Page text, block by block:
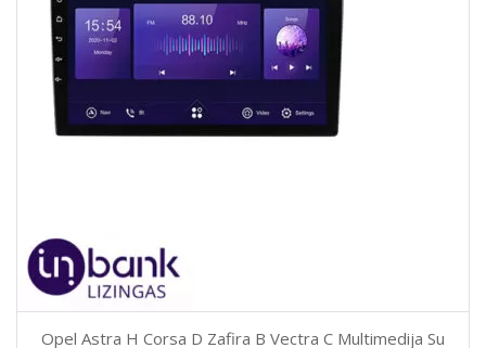
Opel Astra H Corsa D Zafira B Vectra C Multimedija Su